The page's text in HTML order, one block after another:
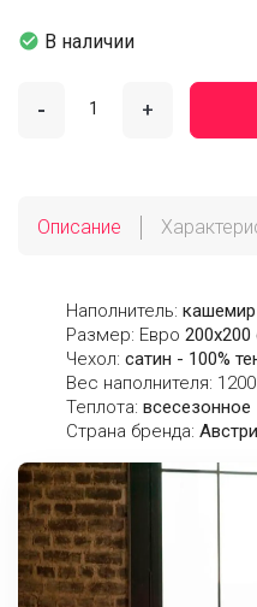
 В наличии
- +
Описание
Наполнитель:
Размер: Евро 200х200
Чехол: сатин - 100%
Вес наполнителя:
Теплота: всесезонное
Страна бренда: